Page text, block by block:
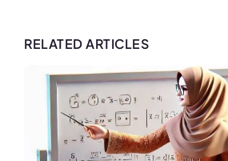
RELATED ARTICLES